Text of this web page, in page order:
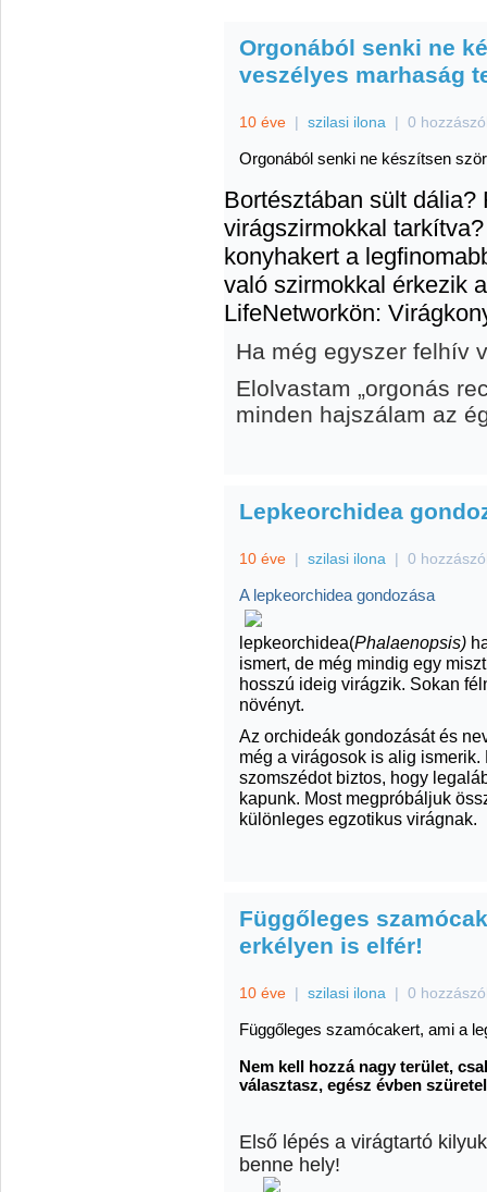
Orgonából senki ne
veszélyes marhaság
10 éve | szilasi ilona | 0
Orgonából senki ne készítsen
Bortésztában sült
virágszirmokkal
konyhakert a
való szirmokkal érkezik
LifeNetworkön:
Ha még egyszer felhív
Elolvastam „orgonás
minden hajszálam az
Lepkeorchidea
10 éve | szilasi ilona | 0
A lepkeorchidea gondozása
lepkeorchidea(Phalaenopsis)
ismert, de még mindig egy
hosszú ideig virágzik. Sokan
növényt.
Az orchideák gondozását és
még a virágosok is alig
szomszédot biztos, hogy
kapunk. Most megpróbáljuk
különleges egzotikus virágnak.
Függőleges
erkélyen is elfér!
10 éve | szilasi ilona | 0
Függőleges szamócakert, ami a
Nem kell hozzá nagy terület,
választasz, egész évben
Első lépés a virágtartó
benne hely!